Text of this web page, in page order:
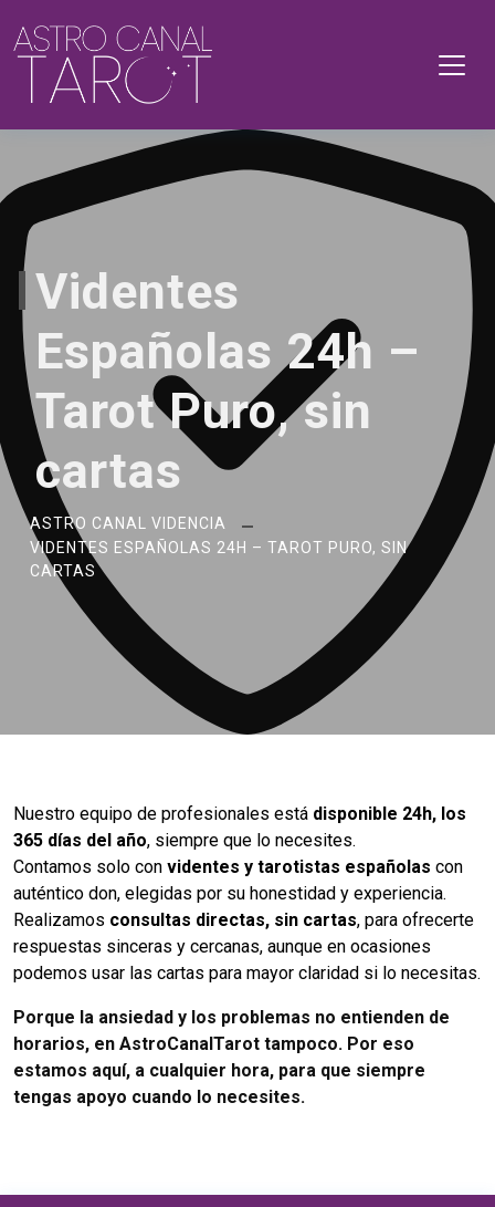
Videntes
Españolas 24h –
Tarot Puro, sin
cartas
ASTRO CANAL VIDENCIA
VIDENTES ESPAÑOLAS 24H – TAROT PURO, SIN
CARTAS
Nuestro equipo de profesionales está disponible 24h, los
365 días del año, siempre que lo necesites.
Contamos solo con videntes y tarotistas españolas con
auténtico don, elegidas por su honestidad y experiencia.
Realizamos consultas directas, sin cartas, para ofrecerte
respuestas sinceras y cercanas, aunque en ocasiones
podemos usar las cartas para mayor claridad si lo necesitas.
Porque la ansiedad y los problemas no entienden de
horarios, en AstroCanalTarot tampoco. Por eso
estamos aquí, a cualquier hora, para que siempre
tengas apoyo cuando lo necesites.